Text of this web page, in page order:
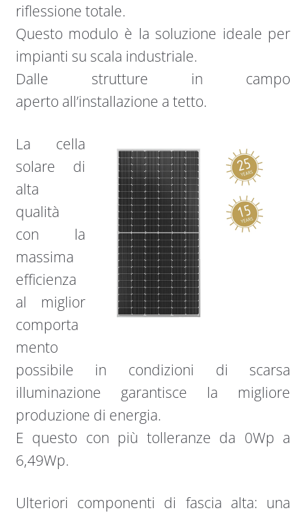
riflessione totale.
Questo modulo è la soluzione ideale per
impianti su scala industriale.
Dalle strutture in campo
aperto all’installazione a tetto.
La cella
solare di
alta
qualità
con la
massima
efficienza
al miglior
comporta
mento
possibile in condizioni di scarsa
illuminazione garantisce la migliore
produzione di energia.
E questo con più tolleranze da 0Wp a
6,49Wp.
Ulteriori componenti di fascia alta: una